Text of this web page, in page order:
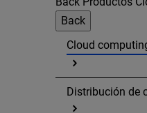
Back
Cloud
Distribución de